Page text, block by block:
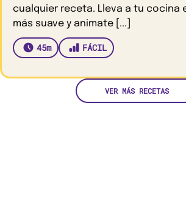
cualquier receta. Lleva a tu cocina
más suave y animate [...]
45m FÁCIL
VER MÁS RECETAS